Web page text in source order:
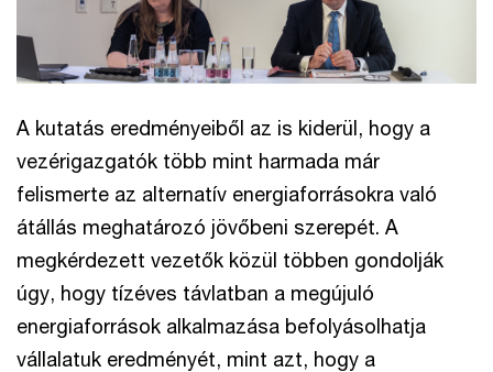
A kutatás eredményeiből az is kiderül, hogy a
vezérigazgatók több mint harmada már
felismerte az alternatív energiaforrásokra való
átállás meghatározó jövőbeni szerepét. A
megkérdezett vezetők közül többen gondolják
úgy, hogy tízéves távlatban a megújuló
energiaforrások alkalmazása befolyásolhatja
vállalatuk eredményét, mint azt, hogy a